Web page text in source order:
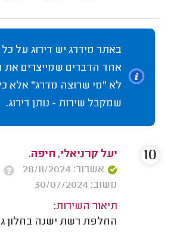
באתר מידרג יש דירוג על
אחד הדברים שמייצרים את
לא "מי שרוצה מדרג" אלא
שמקבל שירות - נותן דירוג.
יעל קרניאלי, חיפה.
אשרור: 28/11/2024
משוב: 30/07/2024
תיאור השירות:
החלפת רשת ישנה בחלון
10